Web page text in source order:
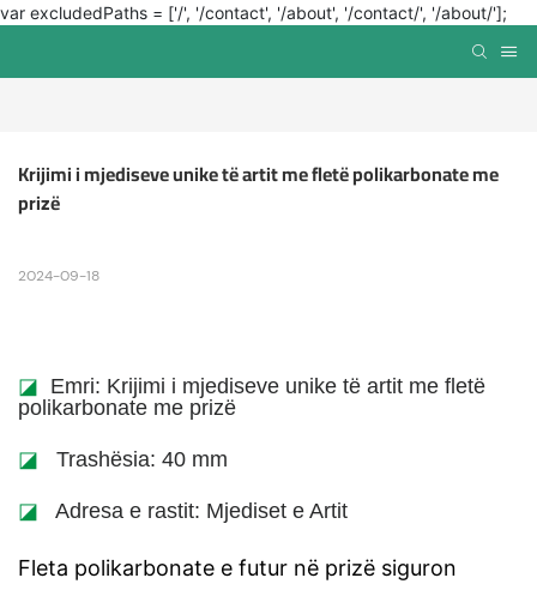
var excludedPaths = ['/', '/contact', '/about', '/contact/', '/about/'];
Krijimi i mjediseve unike të artit me fletë polikarbonate me
prizë
2024-09-18
◪ Emri: Krijimi i mjediseve unike të artit me fletë
polikarbonate me prizë
◪ Trashësia: 40 mm
◪ Adresa e rastit: Mjediset e Artit
Fleta polikarbonate e futur në prizë siguron